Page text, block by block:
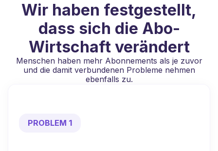
Wir haben festgestellt,
dass sich die Abo-
Wirtschaft verändert
Menschen haben mehr Abonnements als je zuvor
und die damit verbundenen Probleme nehmen
ebenfalls zu.
PROBLEM 1